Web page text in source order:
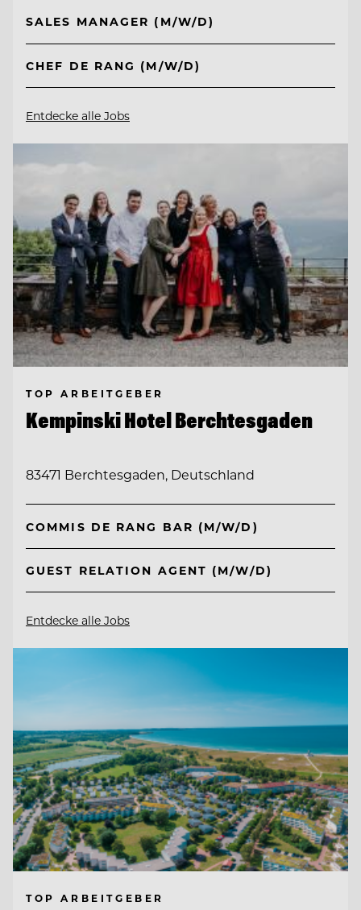
SALES MANAGER (M/W/D)
CHEF DE RANG (M/W/D)
Entdecke alle Jobs
TOP ARBEITGEBER
Kempinski Hotel Berchtesgaden
83471 Berchtesgaden, Deutschland
COMMIS DE RANG BAR (M/W/D)
GUEST RELATION AGENT (M/W/D)
Entdecke alle Jobs
TOP ARBEITGEBER